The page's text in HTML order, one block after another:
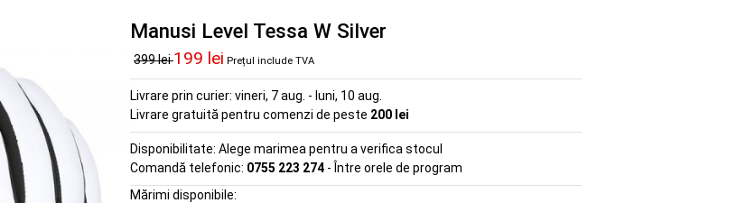
Manusi Level Tessa W Silver
399 lei199 lei Prețul include TVA
Livrare prin curier: vineri, 7 aug. - luni, 10 aug.
Livrare gratuită pentru comenzi de peste 200 lei
Disponibilitate: Alege marimea pentru a verifica stocul
Comandă telefonic: 0755 223 274 - Între orele de program
Mărimi disponibile: